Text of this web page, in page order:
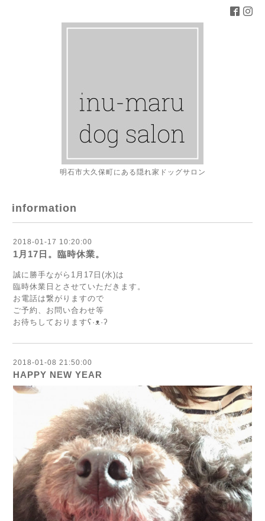
明石市大久保町にある隠れ家ドッグサロン
information
2018-01-17 10:20:00
1月17日。臨時休業。
誠に勝手ながら1月17日(水)は
臨時休業日とさせていただきます。
お電話は繋がりますので
ご予約、お問い合わせ等
お待ちしておりますʕ·ᴥ·ʔ
2018-01-08 21:50:00
HAPPY NEW YEAR